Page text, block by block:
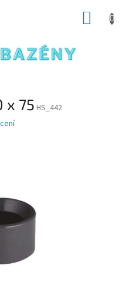
x 75 HS_442
5 hvězdiček.